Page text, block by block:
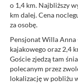
o 1,4 km. Najbliższy
km dalej. Cena
za osobę.
Pensjonat Willa
kajakowego oraz 2,4
Goście zjedzą tam
polecanym przez
lokalizację w pobliżu